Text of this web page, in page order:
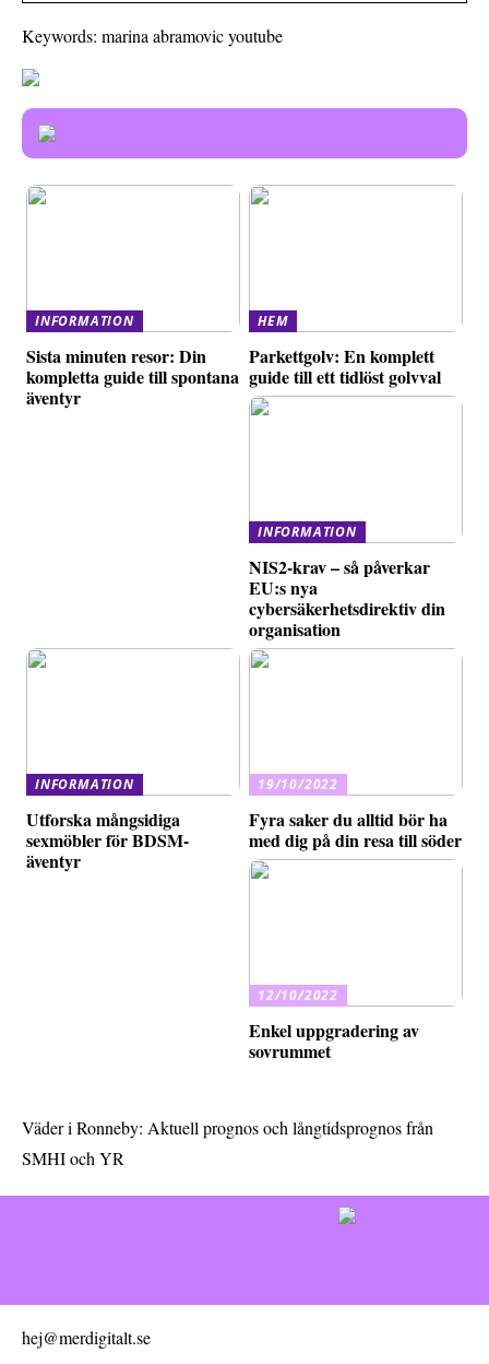
Keywords: marina abramovic youtube
INFORMATION
Sista minuten resor: Din
kompletta guide till spontana
äventyr
HEM
Parkettgolv: En komplett
guide till ett tidlöst golvval
INFORMATION
NIS2-krav – så påverkar
EU:s nya
cybersäkerhetsdirektiv din
organisation
INFORMATION
Utforska mångsidiga
sexmöbler för BDSM-
äventyr
19/10/2022
Fyra saker du alltid bör ha
med dig på din resa till söder
12/10/2022
Enkel uppgradering av
sovrummet
Väder i Ronneby: Aktuell prognos och långtidsprognos från
SMHI och YR
hej@merdigitalt.se